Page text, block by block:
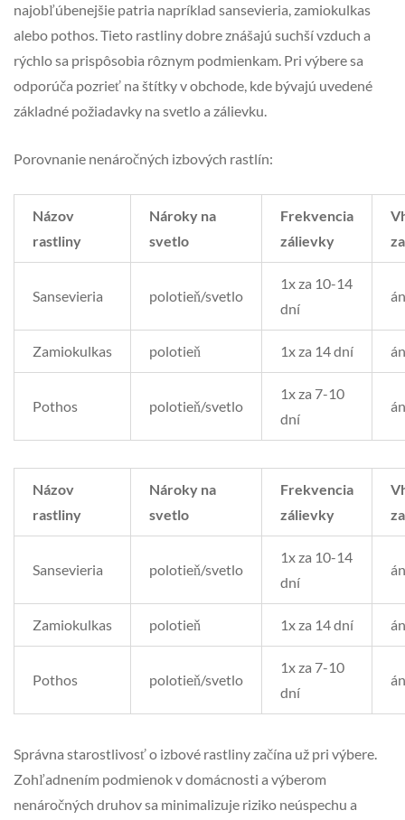
najobľúbenejšie patria napríklad sansevieria, zamiokulkas
alebo pothos. Tieto rastliny dobre znášajú suchší vzduch a
rýchlo sa prispôsobia rôznym podmienkam. Pri výbere sa
odporúča pozrieť na štítky v obchode, kde bývajú uvedené
základné požiadavky na svetlo a zálievku.
Porovnanie nenáročných izbových rastlín:
Názov
rastliny
Nároky na
svetlo
Frekvencia
zálievky
Sansevieria polotieň/svetlo
1x za 10-14
dní
Zamiokulkas polotieň 1x za 14 dní
Pothos polotieň/svetlo
1x za 7-10
dní
Názov
rastliny
Nároky na
svetlo
Frekvencia
zálievky
Sansevieria polotieň/svetlo
1x za 10-14
dní
Zamiokulkas polotieň 1x za 14 dní
Pothos polotieň/svetlo
1x za 7-10
dní
Správna starostlivosť o izbové rastliny začína už pri výbere.
Zohľadnením podmienok v domácnosti a výberom
nenáročných druhov sa minimalizuje riziko neúspechu a